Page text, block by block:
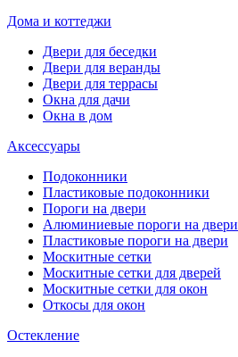
Дома и коттеджи
Двери для беседки
Двери для веранды
Двери для террасы
Окна для дачи
Окна в дом
Аксессуары
Подоконники
Пластиковые подоконники
Пороги на двери
Алюминиевые пороги на двери
Пластиковые пороги на двери
Москитные сетки
Москитные сетки для дверей
Москитные сетки для окон
Откосы для окон
Остекление